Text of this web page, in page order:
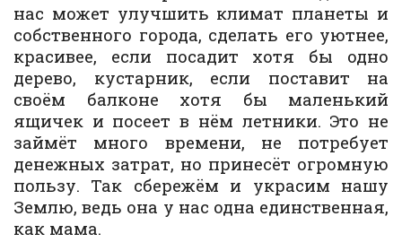
нас может улучшить климат планеты и
собственного города, сделать его уютнее,
красивее, если посадит хотя бы одно
дерево, кустарник, если поставит на
своём балконе хотя бы маленький
ящичек и посеет в нём летники. Это не
займёт много времени, не потребует
денежных затрат, но принесёт огромную
пользу. Так сбережём и украсим нашу
Землю, ведь она у нас одна единственная,
как мама.